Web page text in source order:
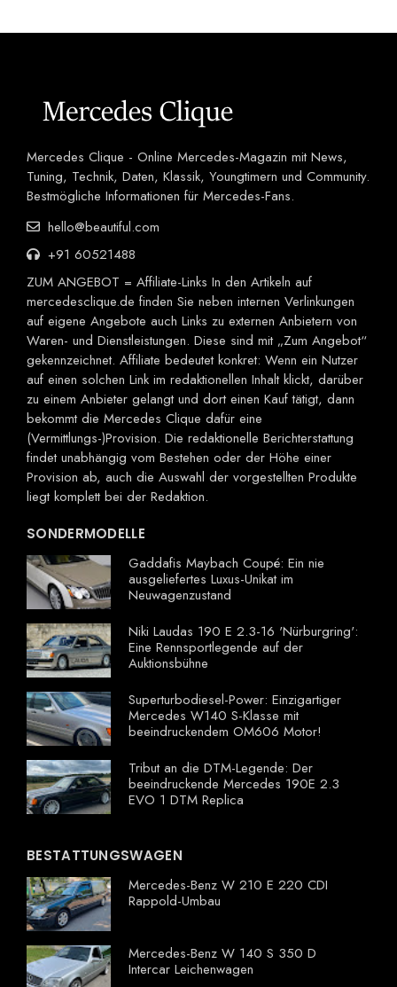
Mercedes Clique - Online Mercedes-Magazin mit News,
Tuning, Technik, Daten, Klassik, Youngtimern und Community.
Bestmögliche Informationen für Mercedes-Fans.
hello@beautiful.com
+91 60521488
ZUM ANGEBOT = Affiliate-Links In den Artikeln auf
mercedesclique.de finden Sie neben internen Verlinkungen
auf eigene Angebote auch Links zu externen Anbietern von
Waren- und Dienstleistungen. Diese sind mit „Zum Angebot“
gekennzeichnet. Affiliate bedeutet konkret: Wenn ein Nutzer
auf einen solchen Link im redaktionellen Inhalt klickt, darüber
zu einem Anbieter gelangt und dort einen Kauf tätigt, dann
bekommt die Mercedes Clique dafür eine
(Vermittlungs-)Provision. Die redaktionelle Berichterstattung
findet unabhängig vom Bestehen oder der Höhe einer
Provision ab, auch die Auswahl der vorgestellten Produkte
liegt komplett bei der Redaktion.
SONDERMODELLE
Gaddafis Maybach Coupé: Ein nie
ausgeliefertes Luxus-Unikat im
Neuwagenzustand
Niki Laudas 190 E 2.3-16 'Nürburgring':
Eine Rennsportlegende auf der
Auktionsbühne
Superturbodiesel-Power: Einzigartiger
Mercedes W140 S-Klasse mit
beeindruckendem OM606 Motor!
Tribut an die DTM-Legende: Der
beeindruckende Mercedes 190E 2.3
EVO 1 DTM Replica
BESTATTUNGSWAGEN
Mercedes-Benz W 210 E 220 CDI
Rappold-Umbau
Mercedes-Benz W 140 S 350 D
Intercar Leichenwagen